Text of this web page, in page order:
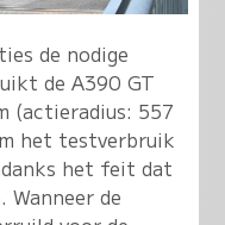
de nodige
de A390 GT
(actieradius: 557
het testverbruik
het feit dat
Wanneer de